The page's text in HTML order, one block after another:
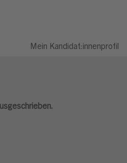
Mein Kandidat:innenprofil